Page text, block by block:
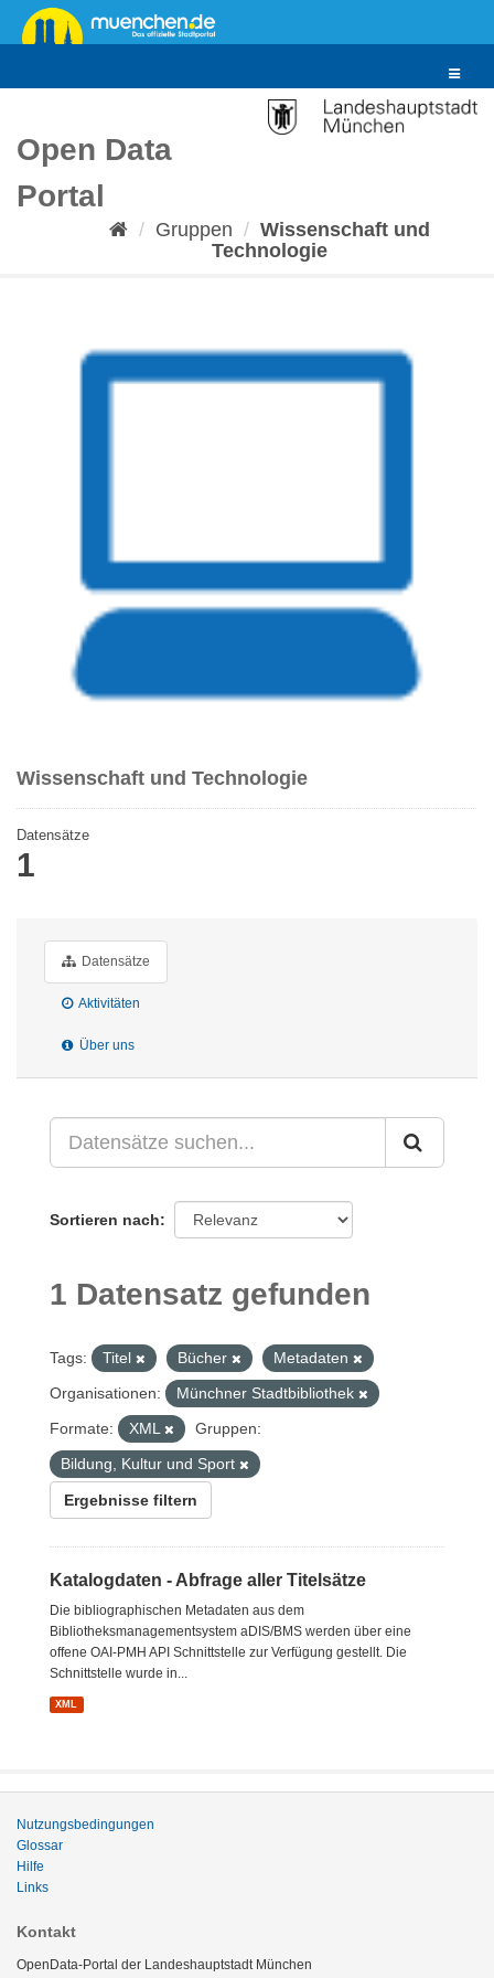
Überspringen
zum
Toggle
Open Data
Portal
Gruppen
Wissenschaft und
Technologie
Wissenschaft und Technologie
Datensätze
1
Datensätze
Aktivitäten
Über uns
Sortieren nach
1 Datensatz gefunden
Tags: Titel Bücher
Metadaten
Organisationen:
Münchner Stadtbibliothek
Formate:
XML
Gruppen:
Bildung, Kultur und Sport
Ergebnisse filtern
Katalogdaten - Abfrage aller Titelsätze
Die bibliographischen Metadaten aus dem
Bibliotheksmanagementsystem aDIS/BMS werden über eine
offene OAI-PMH API Schnittstelle zur Verfügung gestellt. Die
Schnittstelle wurde in...
XML
Nutzungsbedingungen
Glossar
Hilfe
Links
Kontakt
OpenData-Portal der Landeshauptstadt München